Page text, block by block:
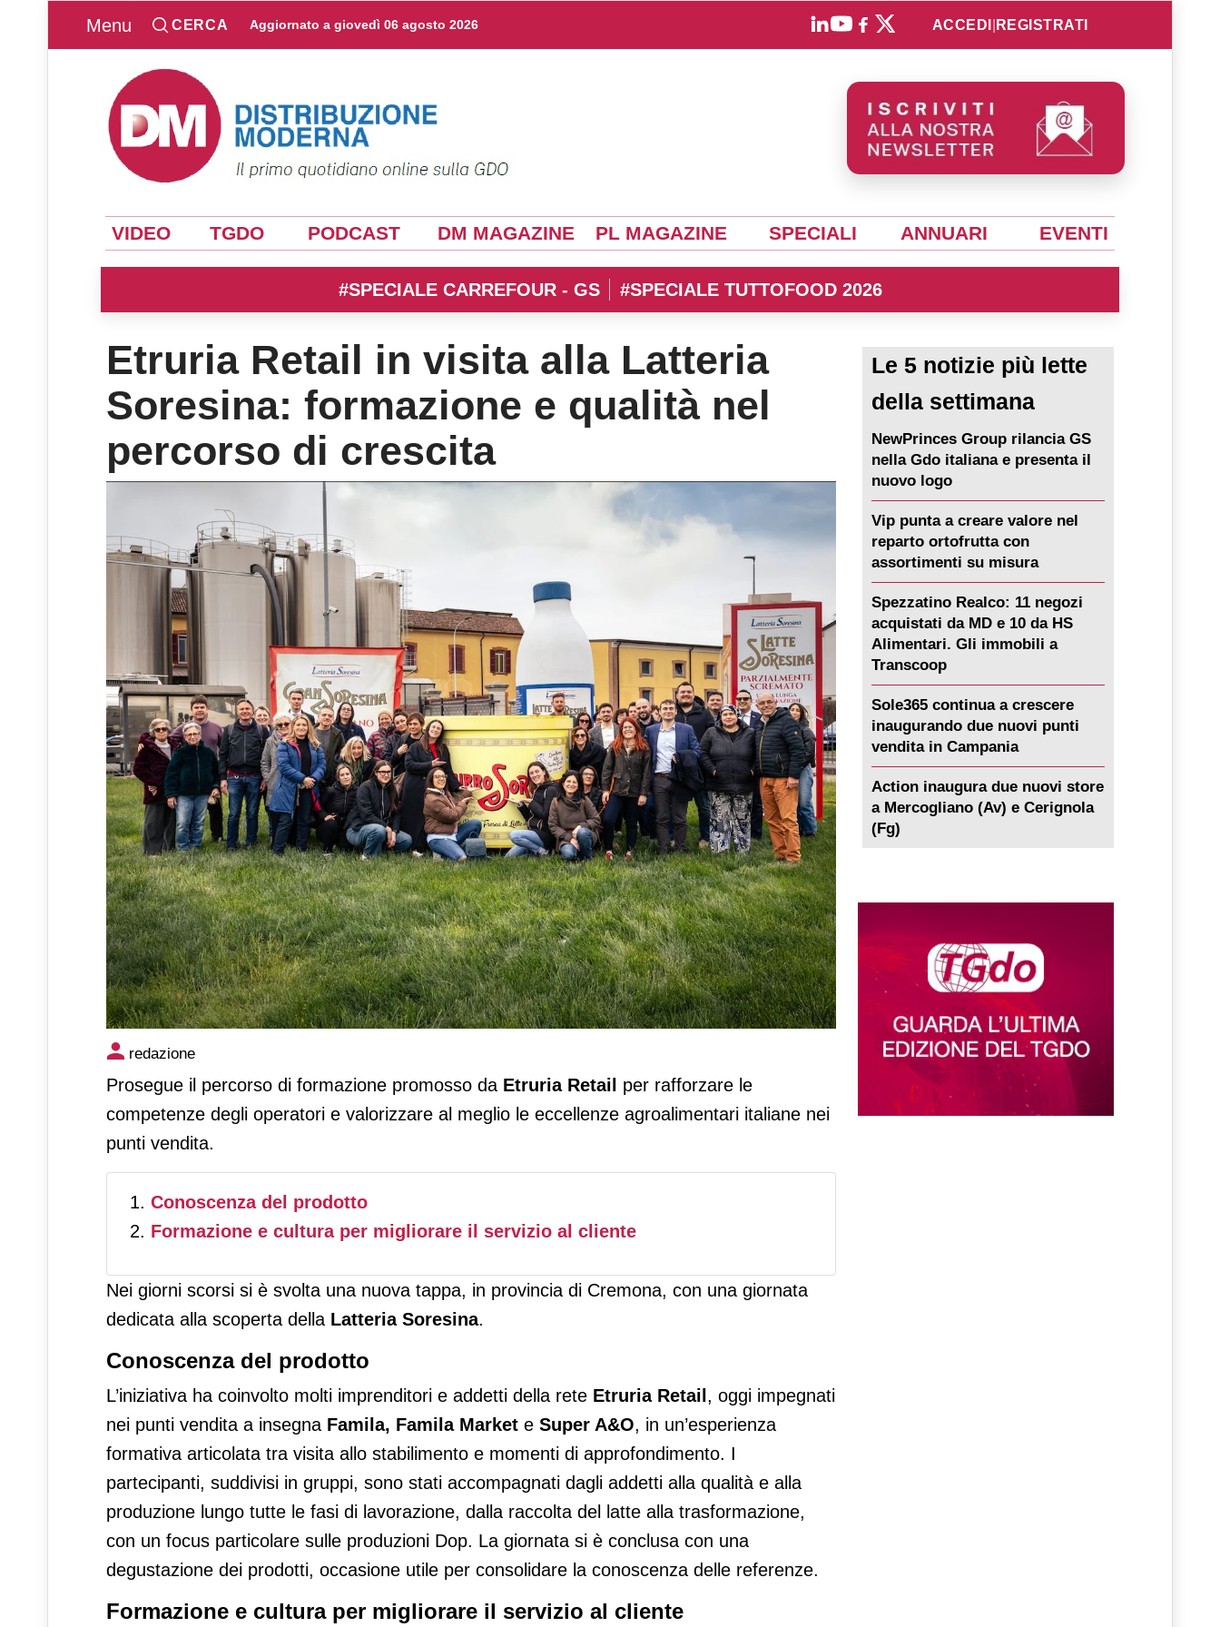
Menu CERCA Aggiornato a giovedì 06 agosto 2026 ACCEDI REGISTRATI
VIDEO TGDO PODCAST DM MAGAZINE PL MAGAZINE SPECIALI ANNUARI EVENTI
#SPECIALE CARREFOUR - GS #SPECIALE TUTTOFOOD 2026
Etruria Retail in visita alla Latteria
Soresina: formazione e qualità nel
percorso di crescita
Etruria Retail in visita alla Latteria Soresina: formazione e qualità nel
percorso di crescita
redazione
Prosegue il percorso di formazione promosso da Etruria Retail
per rafforzare le
competenze degli operatori e valorizzare al meglio le eccellenze agroalimentari italiane nei
punti vendita.
Conoscenza del prodotto
Formazione e cultura per migliorare il servizio al cliente
Nei giorni scorsi si è svolta una nuova tappa, in provincia di Cremona, con una giornata
dedicata alla scoperta della Latteria Soresina.
Conoscenza del prodotto
L’iniziativa ha coinvolto molti imprenditori e addetti della rete Etruria Retail , oggi impegnati
nei punti vendita a insegna Famila, Famila Market e Super A&O, in un’esperienza
formativa articolata tra visita allo stabilimento e momenti di approfondimento. I
partecipanti, suddivisi in gruppi, sono stati accompagnati dagli addetti alla qualità e alla
produzione lungo tutte le fasi di lavorazione, dalla raccolta del latte alla trasformazione,
con un focus particolare sulle produzioni Dop. La giornata si è conclusa con una
degustazione dei prodotti, occasione utile per consolidare la conoscenza delle referenze.
Formazione e cultura per migliorare il servizio al cliente
Le 5 notizie più lette
della settimana
NewPrinces Group rilancia GS
nella Gdo italiana e presenta il
nuovo logo
Vip punta a creare valore nel
reparto ortofrutta con
assortimenti su misura
Spezzatino Realco: 11 negozi
acquistati da MD e 10 da HS
Alimentari. Gli immobili a
Transcoop
Sole365 continua a crescere
inaugurando due nuovi punti
vendita in Campania
Action inaugura due nuovi store
a Mercogliano (Av) e Cerignola
(Fg)